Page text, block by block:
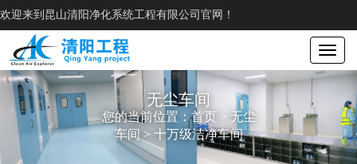
欢迎来到昆山清阳净化系统工程有限公司官网！
Toggle
无尘车间
您的当前位置：首页> 无尘
车间 > 十万级洁净车间